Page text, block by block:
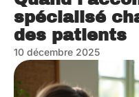
spécialisé
des patients
10 décembre 2025